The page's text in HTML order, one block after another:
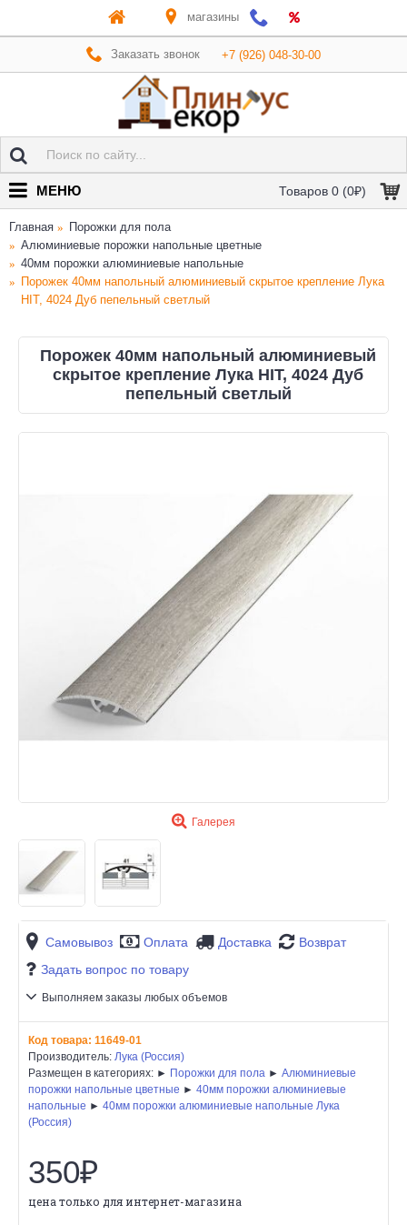
магазины
Заказать звонок +7 (926) 048-30-00
Товаров 0 (0₽)
МЕНЮ
Главная
Порожки для пола
Алюминиевые порожки напольные цветные
40мм порожки алюминиевые напольные
Порожек 40мм напольный алюминиевый скрытое крепление Лука
HIT, 4024 Дуб пепельный светлый
Порожек 40мм напольный алюминиевый
скрытое крепление Лука HIT, 4024 Дуб
пепельный светлый
Галерея
Самовывоз Оплата Доставка
Возврат
Задать вопрос по товару
Выполняем заказы любых объемов
Код товара: 11649-01
Производитель: Лука (Россия)
Размещен в категориях: ► Порожки для пола ► Алюминиевые
порожки напольные цветные ► 40мм порожки алюминиевые
напольные ► 40мм порожки алюминиевые напольные Лука
(Россия)
350₽
цена только для интернет-магазина